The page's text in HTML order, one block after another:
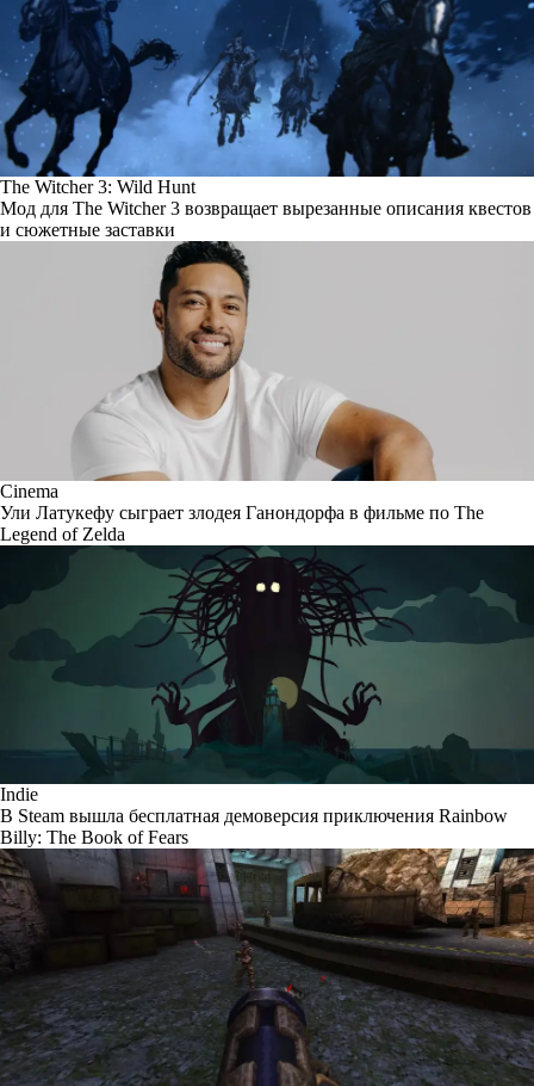
The Witcher 3: Wild Hunt
Мод для The Witcher 3 возвращает вырезанные описания квестов
и сюжетные заставки
Cinema
Ули Латукефу сыграет злодея Ганондорфа в фильме по The
Legend of Zelda
Indie
В Steam вышла бесплатная демоверсия приключения Rainbow
Billy: The Book of Fears